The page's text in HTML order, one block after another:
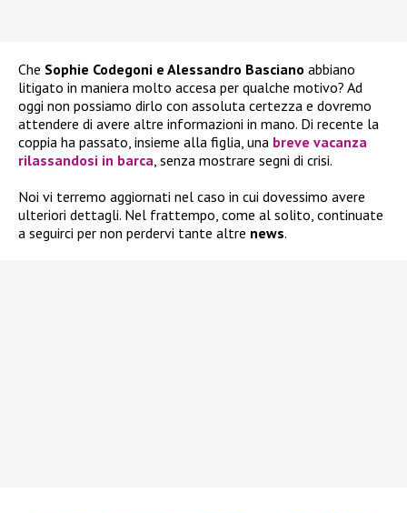
Che Sophie Codegoni e Alessandro Basciano abbiano
litigato in maniera molto accesa per qualche motivo? Ad
oggi non possiamo dirlo con assoluta certezza e dovremo
attendere di avere altre informazioni in mano. Di recente la
coppia ha passato, insieme alla figlia, una breve vacanza
rilassandosi in barca, senza mostrare segni di crisi.
Noi vi terremo aggiornati nel caso in cui dovessimo avere
ulteriori dettagli. Nel frattempo, come al solito, continuate
a seguirci per non perdervi tante altre news.